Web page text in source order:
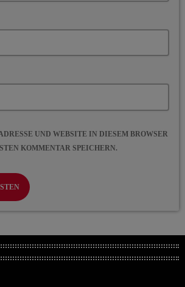
UND WEBSITE IN DIESEM BROWSER
KOMMENTAR SPEICHERN.